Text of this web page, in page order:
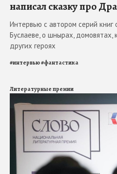
написал сказку про
Интервью с автором серий
Буслаеве, о шнырах, домовятах,
других героях
#интервью#фантастика
Литературные премии